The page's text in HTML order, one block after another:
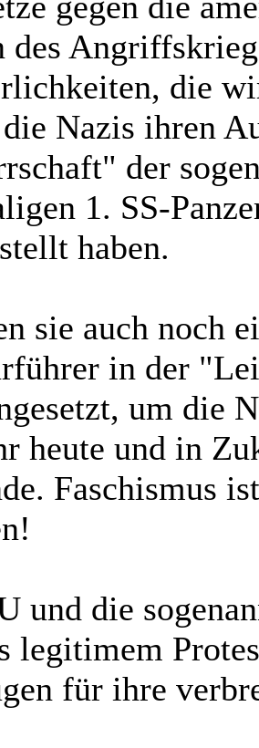
des
die
Nazis ihren
der
1. SS-
haben.
sie auch noch
in der
um die
heute und in
Faschismus
und die
legitimem
für ihre